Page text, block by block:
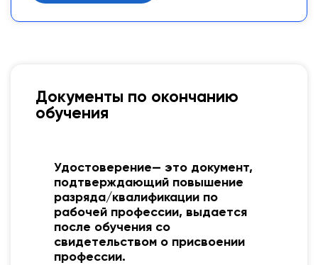
Документы по окончанию
обучения
Удостоверение— это документ,
подтверждающий повышение
разряда/квалификации по
рабочей профессии, выдается
после обучения со
свидетельством о присвоении
профессии.